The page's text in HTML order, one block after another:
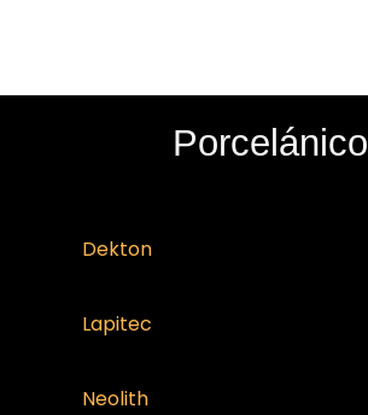
Porcelánico
Dekton
Lapitec
Neolith